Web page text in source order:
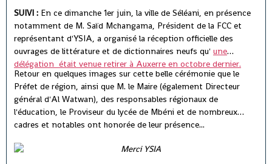
SUIVI : En ce dimanche 1er juin, la ville de Séléani, en présence
notamment de M. Saïd Mchangama, Président de la FCC et
représentant d'YSIA, a organisé la réception officielle des
ouvrages de littérature et de dictionnaires neufs qu' une
délégation était venue retirer à Auxerre en octobre dernier.
Retour en quelques images sur cette belle cérémonie que le
Préfet de région, ainsi que M. le Maire (également Directeur
général d'Al Watwan), des responsables régionaux de
l'éducation, le Proviseur du lycée de Mbéni et de nombreux
cadres et notables ont honorée de leur présence...